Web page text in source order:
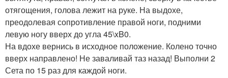
отягощения, голова лежит на руке. На выдохе,
преодолевая сопротивление правой ноги, подними
левую ногу вверх до угла 45\xB0.
На вдохе вернись в исходное положение. Колено точно
вверх направлено! Не заваливай таз назад! Выполни 2
Сета по 15 раз для каждой ноги.